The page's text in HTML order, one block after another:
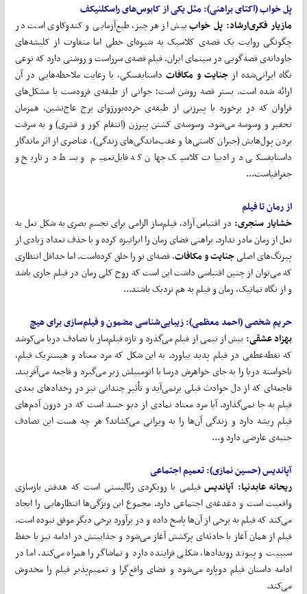
پل خواب(اکتای براهنی): مثل یکی از کابوسهای راسکلنیکف
مازیار فکریارشاد: پل خواببیش از هر چیز، طبع‌آزمایی و کندوکاوی است در
چگونگی روایت یک قصه‌ی کلاسیک به شیوه‌ای خطی اما متفاوت از کلیشه‌های
جاودانه‌ی قصه‌گویی در سینمای ایران. فیلم قصه‌ی سرراست و روشنی دارد که نوعی
نگاه ایرانی‌شده از جنایت و مکافاتداستایفسکی، با رعایت ملاحظه‌هایی در آن
ارائه شده است. بستر قصه روشن است؛ جوانی از طبقه‌ی فرودست با مشکل‌های
فراوان که در برخورد با پیرزنی از طبقه‌ی خرده‌بورژوای برج عاج‌نشین، همزمان
تحقیر و وسوسه می‌شود. وسوسه‌ی کشتن پیرزن (انتقام کور و قشری) و به سرقت
بردن پول‌هایش (جبران کاستی‌ها و عقب‌ماندگی‌های زندگی)، عناصری از اثر ماندگار
داستایفسکی در ادبیات کلاسیک جهان که قابل‌تعمیم و بسط در تاریخ و
جغرافیاست...
از رمان تا فیلم
خشایار سنجری:در اقتباس آزاد، فیلم‌ساز الزامی برای تجسم بصری به شکل نعل به
نعل از رمان مادر ندارد. براهنی فضای رمان را ایرانیزه کرده و با حذف تعداد زیادی از
پیرنگ‌های اصلیجنایت و مکافات، قصه‌ای نو را خلق کرده‌است. اما حداقل انتظاری
که می‌توان از چنین اقتباسی داشت این است که روح کلی رمان در فیلم جاری باشد
و از نگاه تماتیک، رمان و فیلم به هم نزدیک باشند...
حریم شخصی (احمد معظمی): زیباییشناسیمضمونوفیلمسازیبرایهیچ
بهزاد عشقی:بیش از نیمی از فیلم می‌گذرد و تازه فیلم‌ساز با تصادف دریا می‌کوشد
که نقطه‌عطفی در فیلم پدید بیاورد. به این شکل که مرد معتاد و هیستریک فیلم،
ناخواسته دریا را به جای خواهرش درسا با اتومبیلش زیر می‌گیرد و فاجعه می‌آفریند.
فاجعه‌ای که از دل حوادث قبلی برنمی‌آید و تأثیر چندانی نیز در رخدادهای بعدی
فیلم به جا نمی‌گذارد. آیا مرد معتاد نمادی از دیو حسد است که در درون آدم‌های
فیلم ریشه دارد و زندگی آن‌ها را به ویرانی می‌کشاند؟ هر چه هست این تصادف
جنبه‌ی عارضی دارد و...
آپاندیس (حسین نمازی): تعمیم اجتماعی
ریحانه عابدنیا: آپاندیسفیلمی با رویکردی رئالیستی است که هدفش بازسازی
واقعیت است و دغدغه‌ی اجتماعی دارد. مجموع این ویژگی‌ها انتظارهایی را ایجاد
می‌کند که فیلم به برخی از آن‌ها پاسخ داده و در برآورد برخی دیگر موفق نبوده است.
فیلم از همان آغاز با حادثه‌ای پرکشش آغاز می‌شود و جذابیتش در ادامه نیز با حفظ
سببیت و پیوند رویدادها، شکلی فزاینده دارد و تماشاگر را همراه می‌کند. اما در
ادامه داستان فیلم دوپاره می‌شود و فضای واقع‌گرا و تعمیم‌پذیر فیلم را مخدوش
می‌کند.